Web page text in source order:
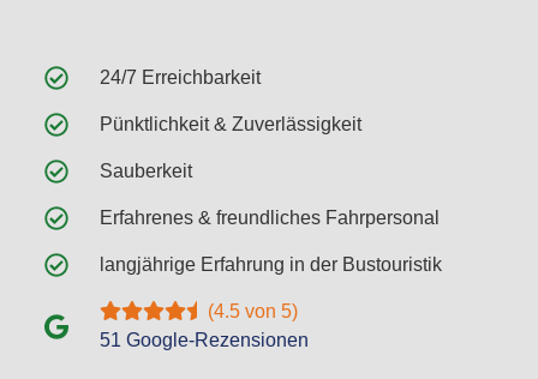
24/7 Erreichbarkeit
Pünktlichkeit & Zuverlässigkeit
Sauberkeit
Erfahrenes & freundliches Fahrpersonal
langjährige Erfahrung in der Bustouristik
(4.5 von 5)
51 Google-Rezensionen